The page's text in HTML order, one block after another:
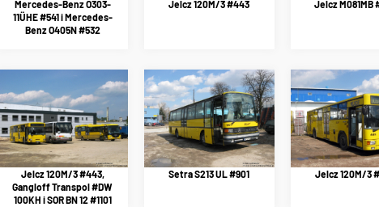
Mercedes-Benz O303-
11ÜHE #541 i Mercedes-
Benz O405N #532
Jelcz 120M/3 #443 Jelcz M081MB
Jelcz 120M/3 #443,
Gangloff Transpol #DW
100KH i SOR BN 12 #1101
Setra S213 UL #901 Jelcz 120M/3